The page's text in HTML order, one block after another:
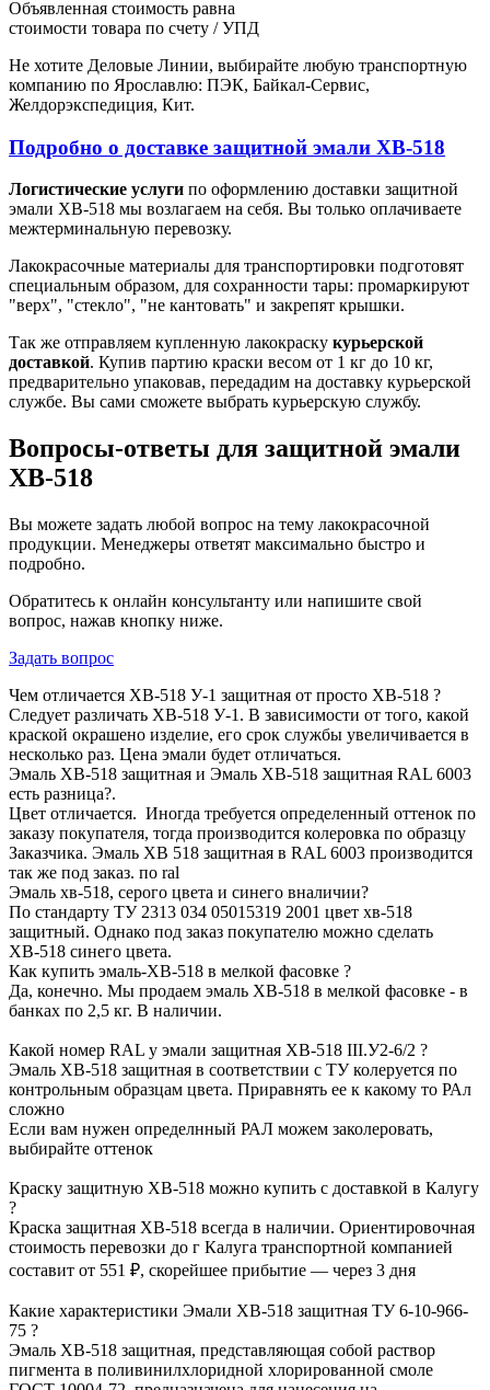
Объявленная стоимость равна
стоимости товара по счету / УПД
Не хотите Деловые Линии, выбирайте любую транспортную
компанию по Ярославлю: ПЭК, Байкал-Сервис,
Желдорэкспедиция, Кит.
Подробно о доставке защитной эмали ХВ-518
Логистические услуги по оформлению доставки защитной
эмали ХВ-518 мы возлагаем на себя. Вы только оплачиваете
межтерминальную перевозку.
Лакокрасочные материалы для транспортировки подготовят
специальным образом, для сохранности тары: промаркируют
"верх", "стекло", "не кантовать" и закрепят крышки.
Так же отправляем купленную лакокраску курьерской
доставкой. Купив партию краски весом от 1 кг до 10 кг,
предварительно упаковав, передадим на доставку курьерской
службе. Вы сами сможете выбрать курьерскую службу.
Вопросы-ответы для защитной эмали
ХВ-518
Вы можете задать любой вопрос на тему лакокрасочной
продукции. Менеджеры ответят максимально быстро и
подробно.
Обратитесь к онлайн консультанту или напишите свой
вопрос, нажав кнопку ниже.
Задать вопрос
Чем отличается ХВ-518 У-1 защитная от просто ХВ-518 ?
Следует различать ХВ-518 У-1. В зависимости от того, какой
краской окрашено изделие, его срок службы увеличивается в
несколько раз. Цена эмали будет отличаться.
Эмаль ХВ-518 защитная и Эмаль ХВ-518 защитная RAL 6003
есть разница?.
Цвет отличается. Иногда требуется определенный оттенок по
заказу покупателя, тогда производится колеровка по образцу
Заказчика. Эмаль ХВ 518 защитная в RAL 6003 производится
так же под заказ. по ral
Эмаль хв-518, серого цвета и синего вналичии?
По стандарту ТУ 2313 034 05015319 2001 цвет хв-518
защитный. Однако под заказ покупателю можно сделать
ХВ-518 синего цвета.
Как купить эмаль-ХВ-518 в мелкой фасовке ?
Да, конечно. Мы продаем эмаль ХВ-518 в мелкой фасовке - в
банках по 2,5 кг. В наличии.
Какой номер RAL у эмали защитная ХВ-518 III.У2-6/2 ?
Эмаль ХВ-518 защитная в соответствии с ТУ колеруется по
контрольным образцам цвета. Приравнять ее к какому то РАл
сложно
Если вам нужен определнный РАЛ можем заколеровать,
выбирайте оттенок
Краску защитную ХВ-518 можно купить с доставкой в Калугу
?
Краска защитная ХВ-518 всегда в наличии. Ориентировочная
стоимость перевозки до г Калуга транспортной компанией
составит от 551 ₽, скорейшее прибытие — через 3 дня
Какие характеристики Эмали ХВ-518 защитная ТУ 6-10-966-
75 ?
Эмаль ХВ-518 защитная, представляющая собой раствор
пигмента в поливинилхлоридной хлорированной смоле